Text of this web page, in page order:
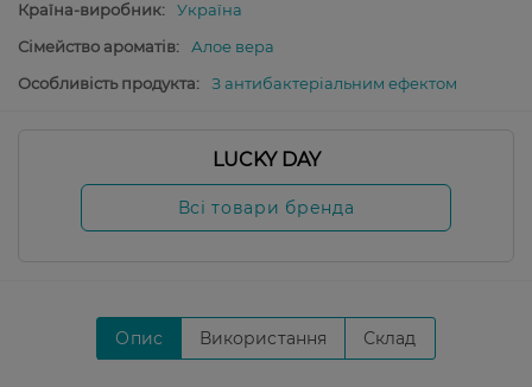
Країна-виробник:
Україна
Сімейство ароматів:
Алое вера
Особливість продукта:
З антибактеріальним ефектом
LUCKY DAY
Всі товари бренда
Опис Використання Склад